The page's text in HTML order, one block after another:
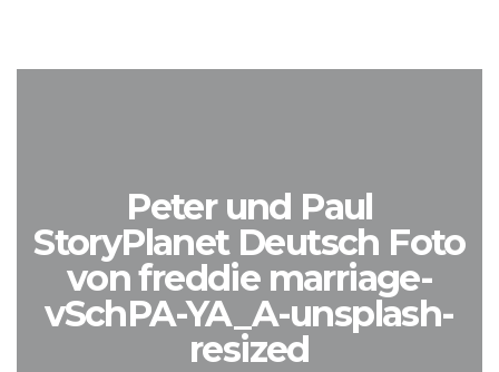
Peter und Paul
StoryPlanet Deutsch Foto
von freddie marriage-
vSchPA-YA_A-unsplash-
resized